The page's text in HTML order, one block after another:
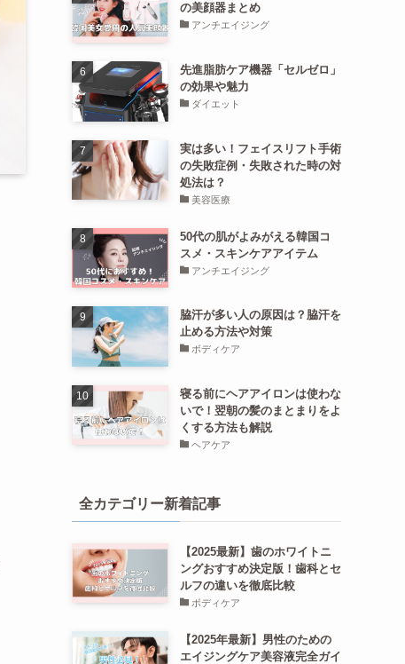
の美顔器まとめ
アンチエイジング
先進脂肪ケア機器「セルゼロ」
の効果や魅力
ダイエット
実は多い！フェイスリフト手術
の失敗症例・失敗された時の対
処法は？
美容医療
50代の肌がよみがえる韓国コ
スメ・スキンケアアイテム
アンチエイジング
脇汗が多い人の原因は？脇汗を
止める方法や対策
ボディケア
寝る前にヘアアイロンは使わな
いで！翌朝の髪のまとまりをよ
くする方法も解説
ヘアケア
全カテゴリー新着記事
【2025最新】歯のホワイトニ
ングおすすめ決定版！歯科とセ
ルフの違いを徹底比較
ボディケア
【2025年最新】男性のための
エイジングケア美容液完全ガイ